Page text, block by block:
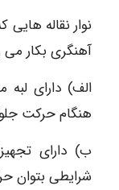
نوار نقاله
آهنگری بکار می
الف) دارای
هنگام حرکت
ب) دارای
شرایطی بتوان